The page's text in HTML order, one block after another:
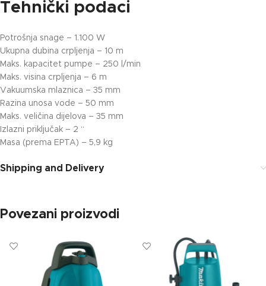
Tehnički podaci
Potrošnja snage – 1.100 W
Ukupna dubina crpljenja – 10 m
Maks. kapacitet pumpe – 250 l/min
Maks. visina crpljenja – 6 m
Vakuumska mlaznica – 35 mm
Razina unosa vode – 50 mm
Maks. veličina dijelova – 35 mm
Izlazni priključak – 2 “
Masa (prema EPTA) – 5,9 kg
Shipping and Delivery
Povezani proizvodi